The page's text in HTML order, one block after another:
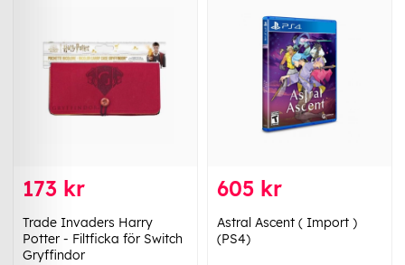
173 kr
Trade Invaders Harry
Potter - Filtficka för Switch
Gryffindor
605 kr
Astral Ascent ( Import )
(PS4)